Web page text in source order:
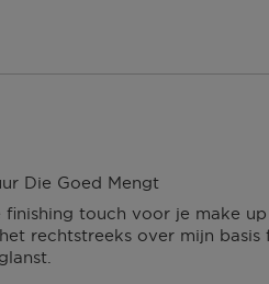
jouw bestelling te
winkel bij jou in de
wel jetouch voor je make
rechtstreeks over mijn
Die Goed Mengt